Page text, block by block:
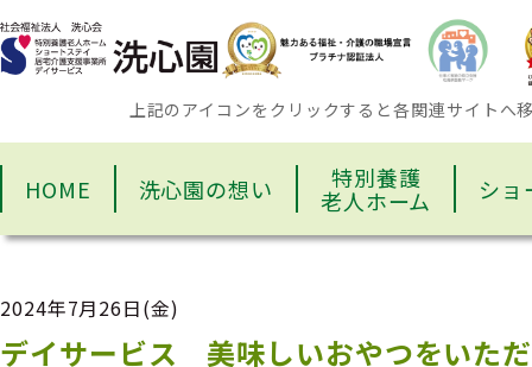
上記のアイコンをクリックすると各関連サイトへ
HOME 洗心園の想い 特別養護
老人ホーム ショ
2024年7月26日(金)
デイサービス 美味しいおやつをいた